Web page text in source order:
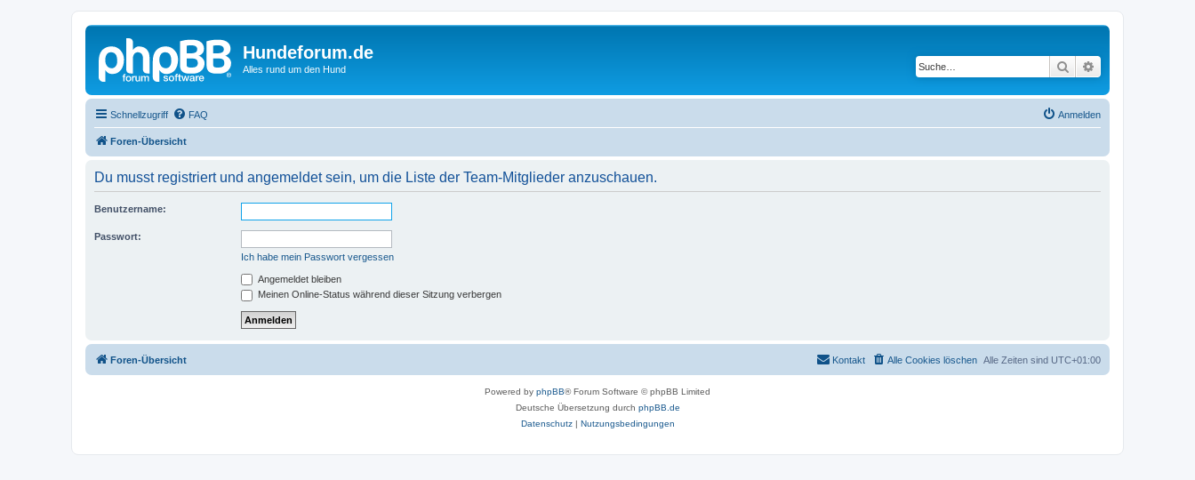
Hundeforum.de
Alles rund um den Hund Suche
Schnellzugriff FAQ Anmelden
Foren-Übersicht
Du musst registriert und angemeldet sein, um die Liste der Team-Mitglieder anzuschauen.
Benutzername:
Passwort:
Ich habe mein Passwort vergessen
Angemeldet bleiben
Meinen Online-Status während dieser Sitzung verbergen
Foren-Übersicht Alle Zeiten sind UTC+01:00
Alle Cookies löschen
Kontakt
Powered by phpBB® Forum Software © phpBB Limited
Deutsche Übersetzung durch phpBB.de
Datenschutz| Nutzungsbedingungen